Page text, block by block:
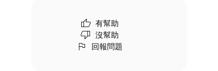
有幫助
沒幫助
回報問題